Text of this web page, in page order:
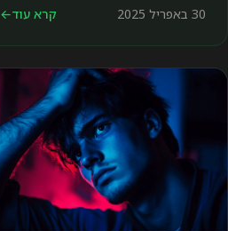
יותר עם AI.
30 באפריל 2025 קרא עוד←